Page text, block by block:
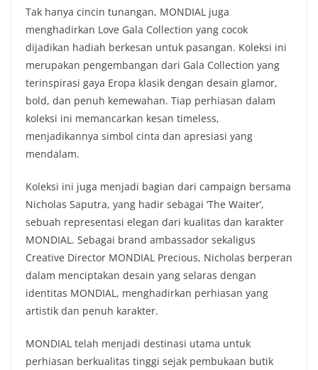
Tak hanya cincin tunangan, MONDIAL juga
menghadirkan Love Gala Collection yang cocok
dijadikan hadiah berkesan untuk pasangan. Koleksi ini
merupakan pengembangan dari Gala Collection yang
terinspirasi gaya Eropa klasik dengan desain glamor,
bold, dan penuh kemewahan. Tiap perhiasan dalam
koleksi ini memancarkan kesan timeless,
menjadikannya simbol cinta dan apresiasi yang
mendalam.
Koleksi ini juga menjadi bagian dari campaign bersama
Nicholas Saputra, yang hadir sebagai ‘The Waiter’,
sebuah representasi elegan dari kualitas dan karakter
MONDIAL. Sebagai brand ambassador sekaligus
Creative Director MONDIAL Precious, Nicholas berperan
dalam menciptakan desain yang selaras dengan
identitas MONDIAL, menghadirkan perhiasan yang
artistik dan penuh karakter.
MONDIAL telah menjadi destinasi utama untuk
perhiasan berkualitas tinggi sejak pembukaan butik